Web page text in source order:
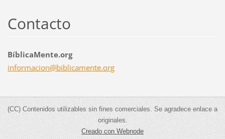
Contacto
BíblicaMente.org
informacion@biblicamente.org
(CC) Contenidos utilizables sin fines comerciales. Se agradece enlace a
originales.
Creado con Webnode